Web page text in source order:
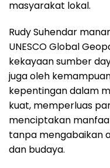
masyarakat lokal.
Rudy Suhendar
UNESCO Global
kekayaan sumber
juga oleh
kepentingan dalam
kuat, memperluas
menciptakan
tanpa mengabaikan
dan budaya.